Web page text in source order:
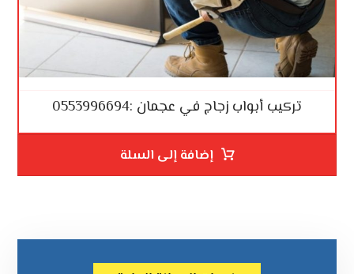
تركيب أبواب زجاج في عجمان :0553996694
إضافة إلى السلة